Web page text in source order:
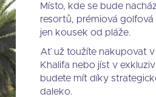
Místo, kde se bude
resortů, prémiová
jen kousek od pláže.
Ať už toužíte nakupovat
Khalifa nebo jíst v
budete mít díky
daleko.